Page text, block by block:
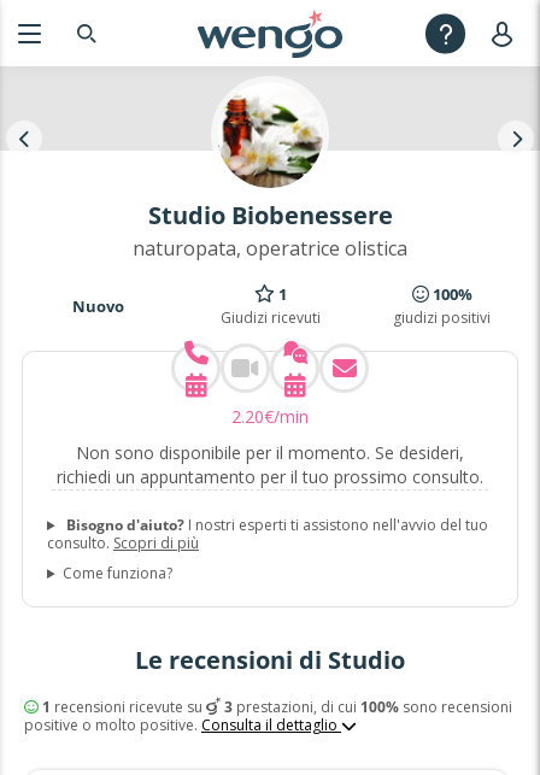
Studio Biobenessere
naturopata, operatrice olistica
Nuovo
1
Giudizi ricevuti
100%
giudizi positivi
2.20€/min
Non sono disponibile per il momento. Se desideri,
richiedi un appuntamento per il tuo prossimo consulto.
Bisogno d'aiuto?I nostri esperti ti assistono nell'avvio del tuo
consulto. Scopri di più
Come funziona?
Le recensioni di Studio
1 recensioni ricevute su 3prestazioni, di cui 100%sono recensioni
positive o molto positive. Consulta il dettaglio